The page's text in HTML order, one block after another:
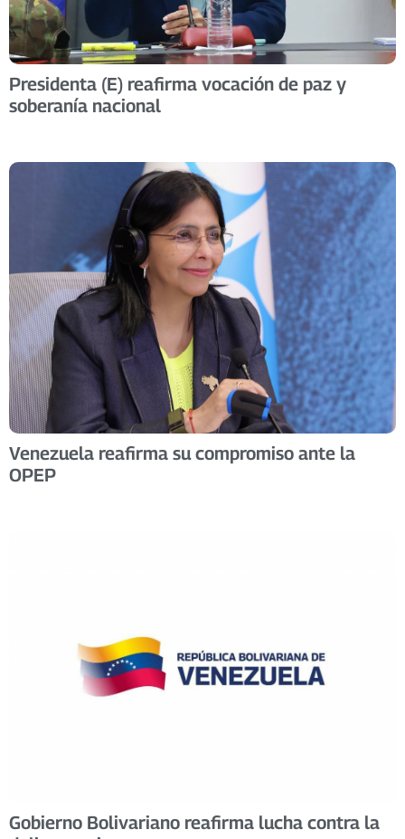
Presidenta (E) reafirma vocación de paz y
soberanía nacional
Venezuela reafirma su compromiso ante la
OPEP
Gobierno Bolivariano reafirma lucha contra la